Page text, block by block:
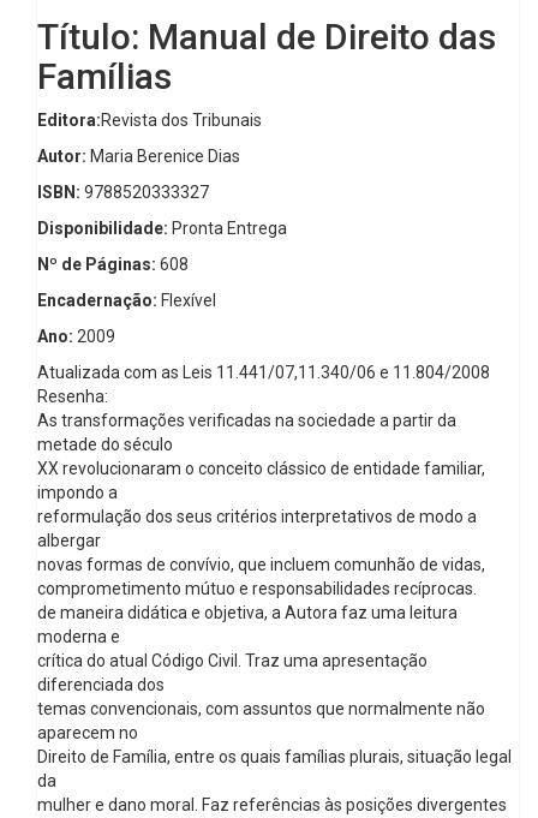
Título: Manual de Direito das
Famílias
Editora:Revista dos Tribunais
Autor: Maria Berenice Dias
ISBN: 9788520333327
Disponibilidade: Pronta Entrega
Nº de Páginas: 608
Encadernação: Flexível
Ano: 2009
Atualizada com as Leis 11.441/07,11.340/06 e 11.804/2008
Resenha:
As transformações verificadas na sociedade a partir da
metade do século
XX revolucionaram o conceito clássico de entidade familiar,
impondo a
reformulação dos seus critérios interpretativos de modo a
albergar
novas formas de convívio, que incluem comunhão de vidas,
comprometimento mútuo e responsabilidades recíprocas.
de maneira didática e objetiva, a Autora faz uma leitura
moderna e
crítica do atual Código Civil. Traz uma apresentação
diferenciada dos
temas convencionais, com assuntos que normalmente não
aparecem no
Direito de Família, entre os quais famílias plurais, situação legal
da
mulher e dano moral. Faz referências às posições divergentes